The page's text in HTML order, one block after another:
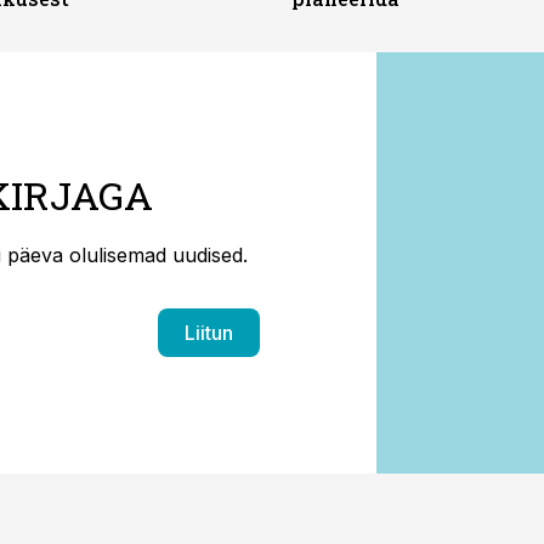
olulisemad uudised.
Liitun